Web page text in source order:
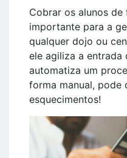
Cobrar os alunos
importante para a
qualquer dojo ou
ele agiliza a entrada
automatiza um
forma manual, pode
esquecimentos!